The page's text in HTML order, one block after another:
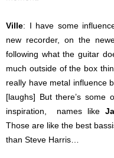
Ville: I have some
new recorder, on the
following what the guitar
much outside of the box
really have metal influence
[laughs] But there’s
inspiration,
names like
Those are like the best
than Steve Harris…